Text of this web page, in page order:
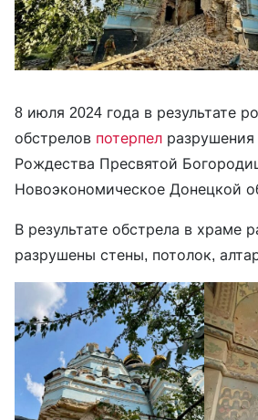
8 июля 2024 года в результате
обстрелов потерпел
Рождества Пресвятой
Новоэкономическое Донецкой
В результате обстрела в храме
разрушены стены, потолок,